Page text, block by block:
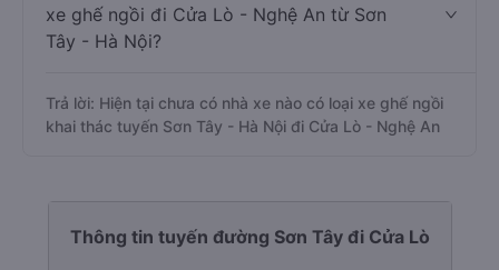
xe ghế ngồi đi Cửa Lò - Nghệ An từ Sơn
Tây - Hà Nội?
Trả lời: Hiện tại chưa có nhà xe nào có loại xe ghế ngồi
khai thác tuyến Sơn Tây - Hà Nội đi Cửa Lò - Nghệ An
Thông tin tuyến đường Sơn Tây đi Cửa Lò